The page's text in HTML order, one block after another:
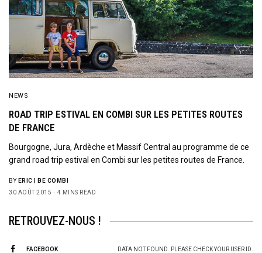
NEWS
ROAD TRIP ESTIVAL EN COMBI SUR LES PETITES ROUTES
DE FRANCE
Bourgogne, Jura, Ardèche et Massif Central au programme de ce
grand road trip estival en Combi sur les petites routes de France.
BY ERIC | BE COMBI
30 AOÛT 2015
4 MINS READ
RETROUVEZ-NOUS !
FACEBOOK DATA NOT FOUND. PLEASE CHECK YOUR USER ID.